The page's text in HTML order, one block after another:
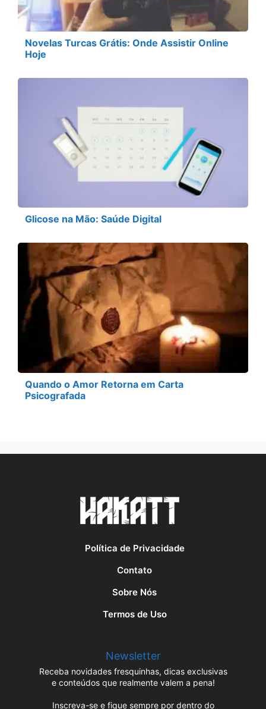
Novelas Turcas Grátis: Onde Assistir Online
Hoje
Glicose na Mão: Saúde Digital
Quando o Amor Retorna em Carta
Psicografada
Política de Privacidade
Contato
Sobre Nós
Termos de Uso
Newsletter
Receba novidades fresquinhas, dicas exclusivas
e conteúdos que realmente valem a pena!
Inscreva-se e fique sempre por dentro do